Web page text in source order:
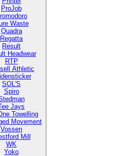
ProJob
Waste
Quadra
Regatta
Result
Headwear
RTP
Athletic
SOL'S
Spiro
Jays
Towelling
Movement
Vossen
Mill
WK
Yoko